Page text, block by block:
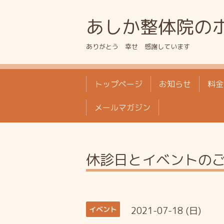
あしか整体院の
ありがとう 幸せ 感謝しています
トップページ お知らせ 料金
メールマガジン
休診日とイベントの
イベント 2021-07-18 (日)